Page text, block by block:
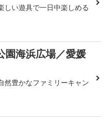
しい遊具で一日中楽しめる
園海浜広場／愛媛
然豊かなファミリーキャン